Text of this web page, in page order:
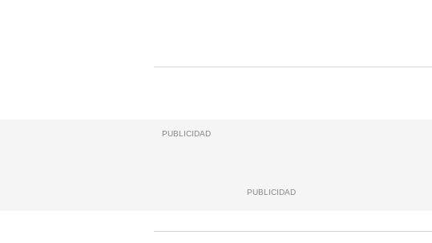
PUBLICIDAD
PUBLICIDAD